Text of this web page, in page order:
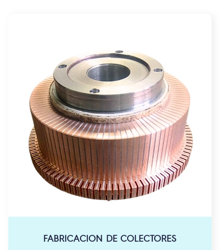
FABRICACION DE COLECTORES